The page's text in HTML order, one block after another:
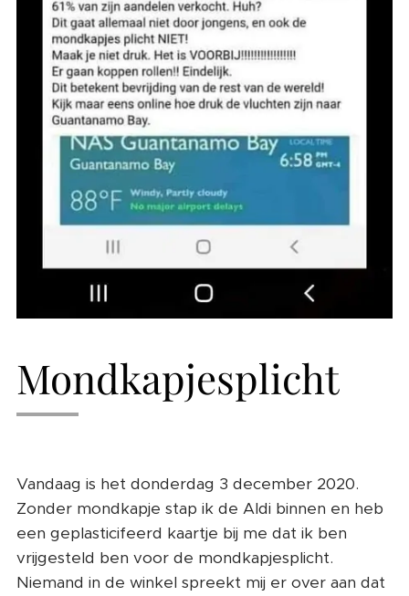
Mondkapjesplicht
Vandaag is het donderdag 3 december 2020.
Zonder mondkapje stap ik de Aldi binnen en heb
een geplasticifeerd kaartje bij me dat ik ben
vrijgesteld ben voor de mondkapjesplicht.
Niemand in de winkel spreekt mij er over aan dat